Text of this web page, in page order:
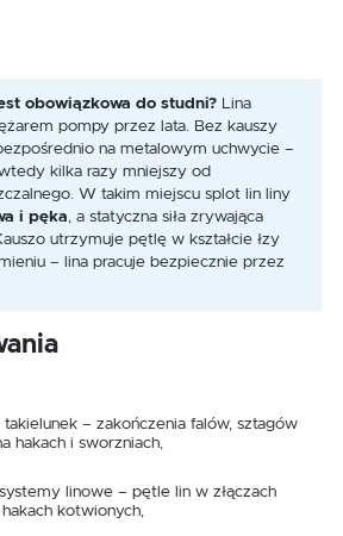
obowiązkowa do studni? Lina
pompy przez lata. Bez kauszy
na metalowym uchwycie –
kilka razy mniejszy od
W takim miejscu splot lin liny
i pęka , a statyczna siła zrywająca
utrzymuje pętlę w kształcie łzy
– lina pracuje bezpiecznie przez
– zakończenia falów, sztagów
hakach i sworzniach,
linowe – pętle lin w złączach
kotwionych,